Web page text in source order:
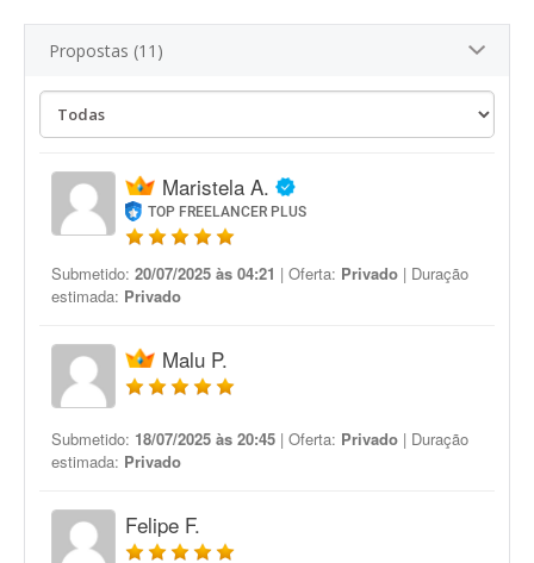
Propostas (11)
Maristela A.
TOP FREELANCER PLUS
Submetido: 20/07/2025 às 04:21 | Oferta: Privado | Duração
estimada: Privado
Malu P.
Submetido: 18/07/2025 às 20:45 | Oferta: Privado | Duração
estimada: Privado
Felipe F.